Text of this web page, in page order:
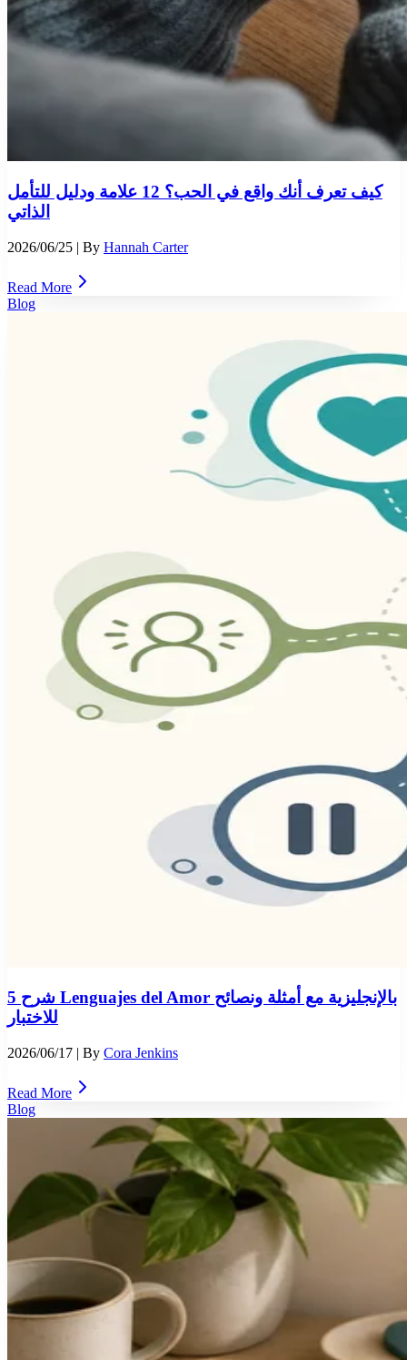
كيف تعرف أنك واقع في الحب؟ 12 علامة ودليل للتأمل
الذاتي
2026/06/25 | By Hannah Carter
Read More
Blog
شرح 5 Lenguajes del Amor بالإنجليزية مع أمثلة ونصائح
للاختبار
2026/06/17 | By Cora Jenkins
Read More
Blog